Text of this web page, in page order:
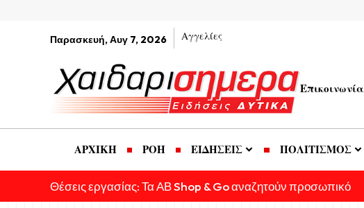
Παρασκευή, Αυγ 7, 2026 Αγγελίες
Επικοινωνία
ΑΡΧΙΚΗ ΡΟΗ ΕΙΔΗΣΕΙΣ ΠΟΛΙΤΙΣΜΟΣ
Θέσεις εργασίας: Τα ΑΒ Shop & Go αναζητούν προσωπικό